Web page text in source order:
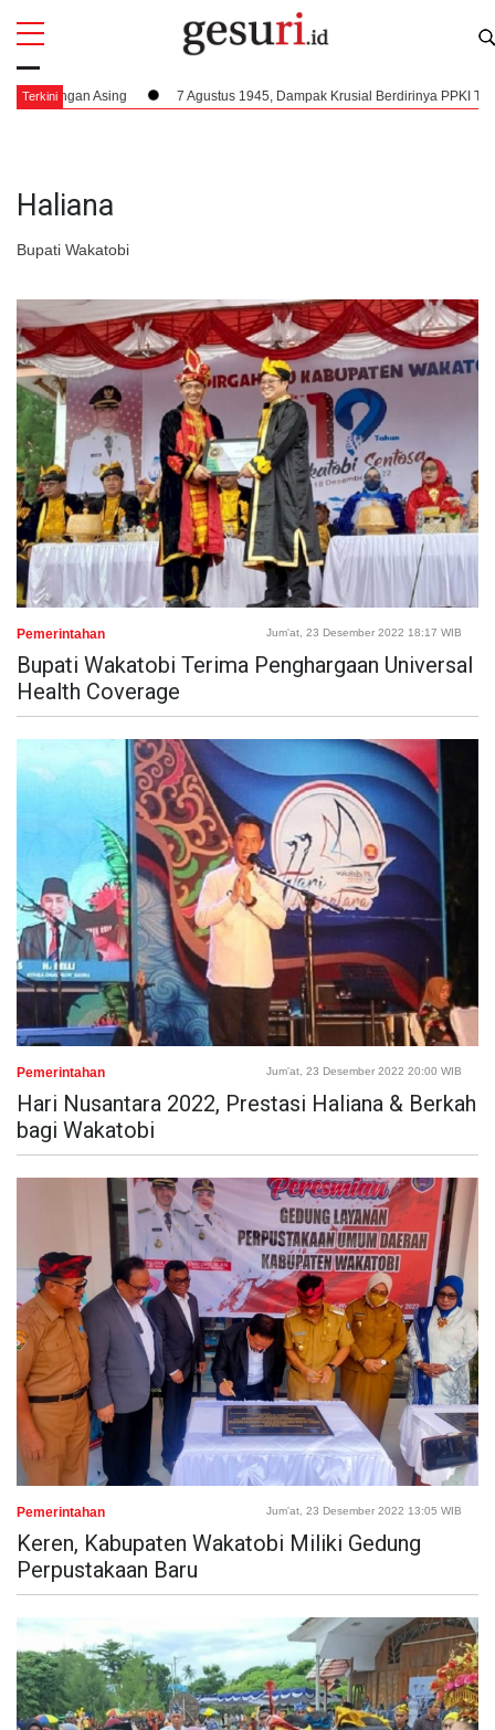
Terkini
Asing 7 Agustus 1945, Dampak Krusial Berdirinya PPKI Terhadap
Haliana
Bupati Wakatobi
All
Pemerintahan Jum'at, 23 Desember 2022 18:17 WIB
Bupati Wakatobi Terima Penghargaan Universal
Health Coverage
Pemerintahan Jum'at, 23 Desember 2022 20:00 WIB
Hari Nusantara 2022, Prestasi Haliana & Berkah
bagi Wakatobi
Pemerintahan Jum'at, 23 Desember 2022 13:05 WIB
Keren, Kabupaten Wakatobi Miliki Gedung
Perpustakaan Baru